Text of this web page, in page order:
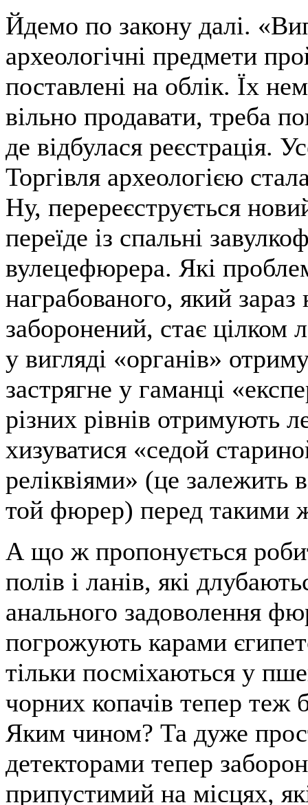
Йдемо по закону далі.
археологічні предмети
поставлені на облік. Їх
вільно продавати, треба
де відбулася реєстрація.
Торгівля археологією
Ну, перереєструється
переїде із спальні
вулецефюрера. Які
награбованого, який зараз
заборонений, стає цілком
у вигляді «органів»
застрягне у гаманці
різних рівнів отримують
хизуватися «седой
реліквіями» (це залежить
той фюрер) перед такими
А що ж пропонується
полів і ланів, які
анального задоволення
погрожують карами
тільки посміхаються у
чорних копачів тепер теж
Яким чином? Та дуже
детекторами тепер
припустимий на місцях,